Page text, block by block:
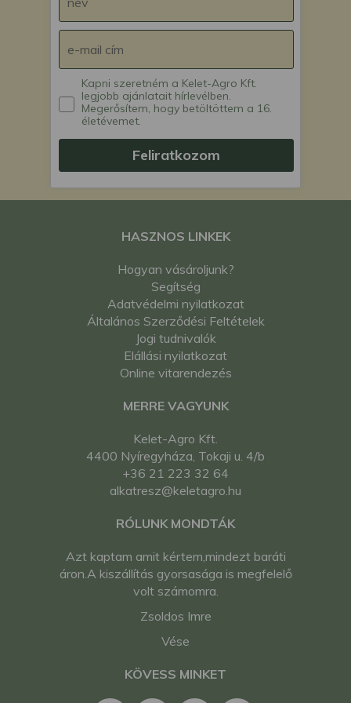
Kapni szeretném a Kelet-Agro Kft.
legjobb ajánlatait hírlevélben.
Megerősítem, hogy betöltöttem a 16.
életévemet.
Feliratkozom
HASZNOS LINKEK
Hogyan vásároljunk?
Segítség
Adatvédelmi nyilatkozat
Általános Szerződési Feltételek
Jogi tudnivalók
Elállási nyilatkozat
Online vitarendezés
MERRE VAGYUNK
Kelet-Agro Kft.
4400 Nyíregyháza, Tokaji u. 4/b
+36 21 223 32 64
alkatresz@keletagro.hu
RÓLUNK MONDTÁK
Azt kaptam amit kértem,mindezt baráti
áron.A kiszállítás gyorsasága is megfelelő
volt számomra.
Zsoldos Imre
Vése
KÖVESS MINKET